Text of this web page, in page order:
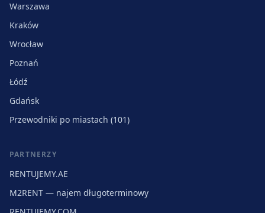
Warszawa
Kraków
Wrocław
Poznań
Łódź
Gdańsk
Przewodniki po miastach (101)
PARTNERZY
RENTUJEMY.AE
M2RENT — najem długoterminowy